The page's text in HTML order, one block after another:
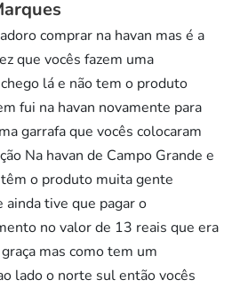
comprar na havan mas é a
que vocês fazem uma
lá e não tem o produto
fui na havan novamente para
garrafa que vocês colocaram
Na havan de Campo Grande e
o produto muita gente
ainda tive que pagar o
no valor de 13 reais que era
mas como tem um
lado o norte sul então vocês